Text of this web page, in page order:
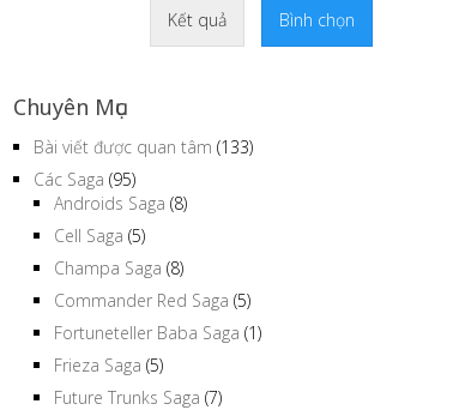
Kết quả Bình chọn
Chuyên Mục
Bài viết được quan tâm (133)
Các Saga (95)
Androids Saga (8)
Cell Saga (5)
Champa Saga (8)
Commander Red Saga (5)
Fortuneteller Baba Saga (1)
Frieza Saga (5)
Future Trunks Saga (7)